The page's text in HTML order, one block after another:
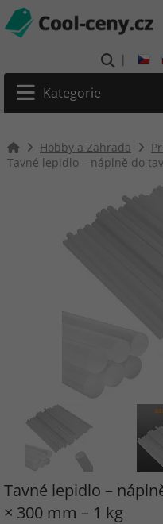
|
Kategorie
Hobby a Zahrada
Tavné lepidlo – náplně do
Tavné lepidlo –
× 300 mm – 1 kg